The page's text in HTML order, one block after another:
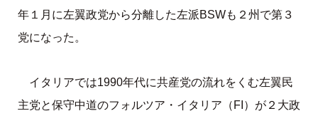
年１月に左翼政党から分離した左派BSWも２州で第３
党になった。
イタリアでは1990年代に共産党の流れをくむ左翼民
主党と保守中道のフォルツア・イタリア（FI）が２大政